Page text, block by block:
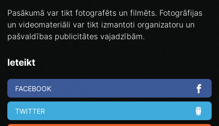
Pasākumā var tikt fotografēts un filmēts. Fotogrāfijas
un videomateriāli var tikt izmantoti organizatoru un
pašvaldības publicitātes vajadzībām.
Ieteikt
FACEBOOK
TWITTER